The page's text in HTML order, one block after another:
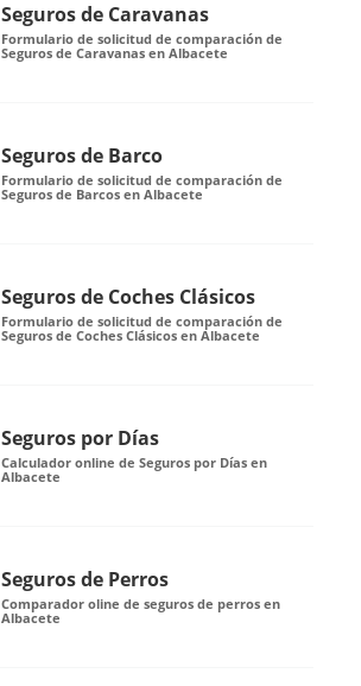
Seguros de Caravanas
Formulario de solicitud de comparación de
Seguros de Caravanas en Albacete
Seguros de Barco
Formulario de solicitud de comparación de
Seguros de Barcos en Albacete
Seguros de Coches Clásicos
Formulario de solicitud de comparación de
Seguros de Coches Clásicos en Albacete
Seguros por Días
Calculador online de Seguros por Días en
Albacete
Seguros de Perros
Comparador oline de seguros de perros en
Albacete